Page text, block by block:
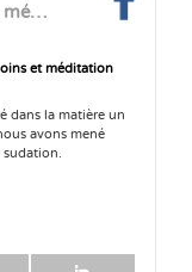
Thibaut Breuls - Soins et méditation
et méditation
dans la matière un
avons mené
sudation.